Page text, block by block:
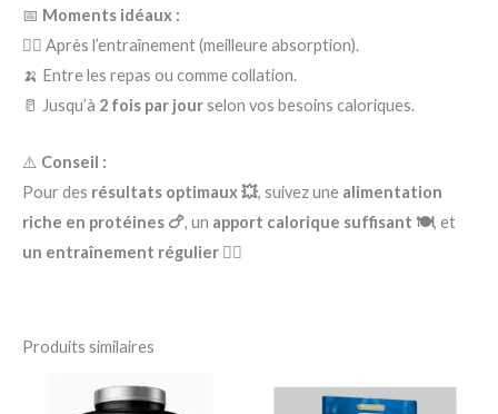
📅 Moments idéaux :
🏋️‍♂️ Après l’entraînement (meilleure absorption).
🍌 Entre les repas ou comme collation.
🥛 Jusqu’à 2 fois par jourselon vos besoins caloriques.
⚠️ Conseil :
Pour des résultats optimaux 💥, suivez une alimentation
riche en protéines 🍗, un apport calorique suffisant 🍽️, et
un entraînement régulier 🏋️‍♂️
Produits similaires